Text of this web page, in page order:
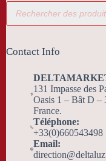
Recherche
produits
Contact Info
131 Impasse des
Oasis 1 – Bât D –
France.
Téléphone:
+33(0)660543498
Email: